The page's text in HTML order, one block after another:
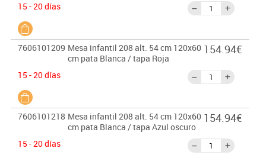
15 - 20 días
7606101209 Mesa infantil 208 alt. 54 cm 120x60
cm pata Blanca / tapa Roja
15 - 20 días
154.94€
7606101218 Mesa infantil 208 alt. 54 cm 120x60
cm pata Blanca / tapa Azul oscuro
15 - 20 días
154.94€